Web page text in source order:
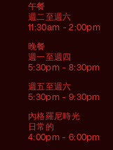
午餐
週二至週六
11:30am - 2:00pm
晚餐
週一至週四
5:30pm - 8:30pm
週五至週六
5:30pm - 9:30pm
內格羅尼時光
日常的
4:00pm - 6:00pm